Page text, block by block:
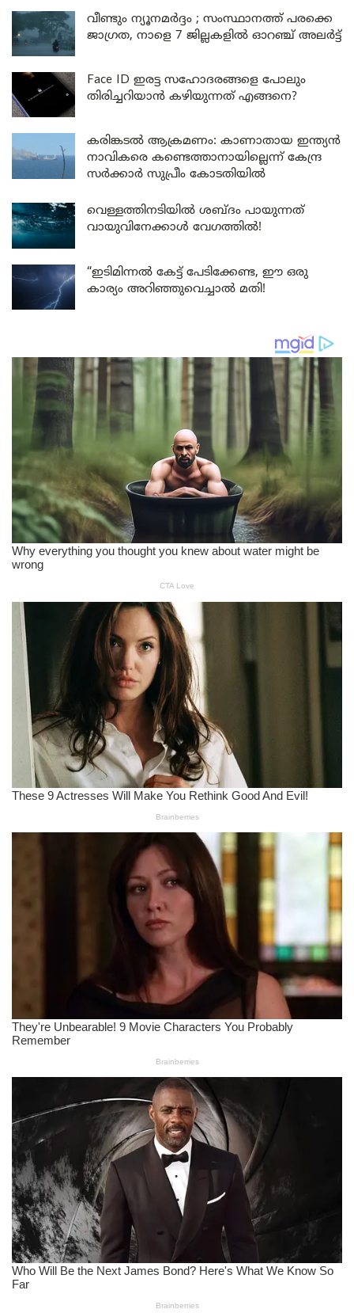
വീണ്ടും ന്യൂനമർദ്ദം ; സംസ്ഥാനത്ത് പരക്കെ
ജാഗ്രത, നാളെ 7 ജില്ലകളിൽ ഓറഞ്ച് അലർട്ട്
Face ID ഇരട്ട സഹോദരങ്ങളെ പോലും
തിരിച്ചറിയാൻ കഴിയുന്നത് എങ്ങനെ?
കരിങ്കടൽ ആക്രമണം: കാണാതായ ഇന്ത്യൻ
നാവികരെ കണ്ടെത്താനായില്ലെന്ന് കേന്ദ്ര
സർക്കാർ സുപ്രീം കോടതിയിൽ
വെള്ളത്തിനടിയിൽ ശബ്ദം പായുന്നത്
വായുവിനേക്കാൾ വേഗത്തിൽ!
“ഇടിമിന്നൽ കേട്ട് പേടിക്കേണ്ട, ഈ ഒരു
കാര്യം അറിഞ്ഞുവെച്ചാൽ മതി!